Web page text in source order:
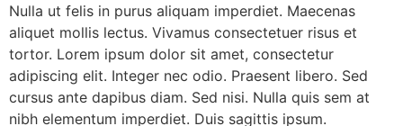
Nulla ut felis in purus aliquam imperdiet. Maecenas
aliquet mollis lectus. Vivamus consectetuer risus et
tortor. Lorem ipsum dolor sit amet, consectetur
adipiscing elit. Integer nec odio. Praesent libero. Sed
cursus ante dapibus diam. Sed nisi. Nulla quis sem at
nibh elementum imperdiet. Duis sagittis ipsum.